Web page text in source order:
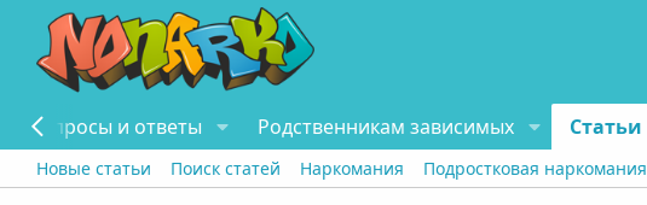
Вопросы и ответы Родственникам зависимых Статьи
Новые статьи Поиск статей Наркомания Подростковая наркомания